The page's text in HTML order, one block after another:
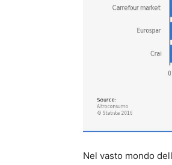
Nel vasto mondo